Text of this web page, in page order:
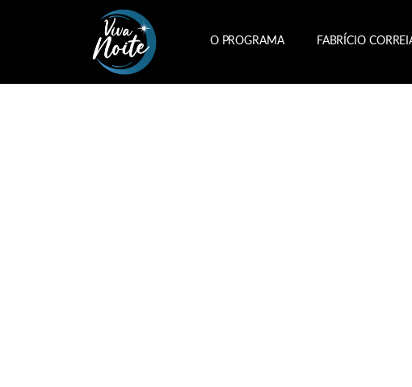
O PROGRAMA FABRÍCIO